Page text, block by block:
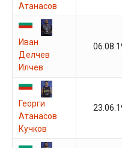
Атанасов
Иван
Делчев
Илчев
Георги
Атанасов
Кучков